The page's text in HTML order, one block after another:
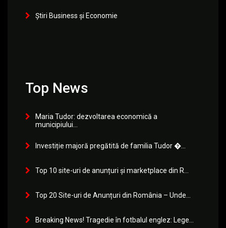
Știri Business și Economie
Top News
Maria Tudor: dezvoltarea economică a
municipiului...
Investiție majoră pregătită de familia Tudor �...
Top 10 site-uri de anunțuri și marketplace din R...
Top 20 Site-uri de Anunțuri din România – Unde...
Breaking News! Tragedie în fotbalul englez: Lege...